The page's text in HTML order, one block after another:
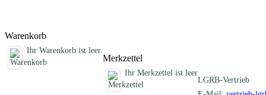
Warenkorb
Ihr Warenkorb ist leer.
Merkzettel
Ihr Merkzettel ist leer
LGRB-Vertrieb